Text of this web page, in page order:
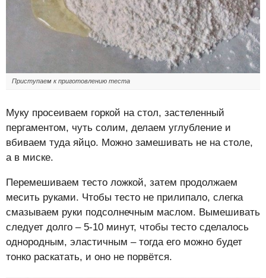
Приступаем к приготовлению теста
Муку просеиваем горкой на стол, застеленный
пергаментом, чуть солим, делаем углубление и
вбиваем туда яйцо. Можно замешивать не на столе,
а в миске.
Перемешиваем тесто ложкой, затем продолжаем
месить руками. Чтобы тесто не прилипало, слегка
смазываем руки подсолнечным маслом. Вымешивать
следует долго – 5-10 минут, чтобы тесто сделалось
однородным, эластичным – тогда его можно будет
тонко раскатать, и оно не порвётся.